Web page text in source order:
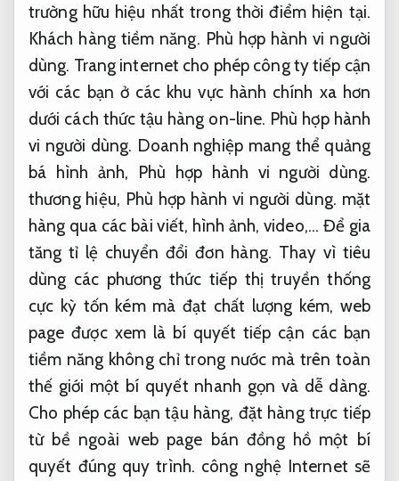
trường hữu hiệu nhất trong thời điểm hiện tại.
Khách hàng tiềm năng. Phù hợp hành vi người
dùng. Trang internet cho phép công ty tiếp cận
với các bạn ở các khu vực hành chính xa hơn
dưới cách thức tậu hàng on-line. Phù hợp hành
vi người dùng. Doanh nghiệp mang thể quảng
bá hình ảnh, Phù hợp hành vi người dùng.
thương hiệu, Phù hợp hành vi người dùng. mặt
hàng qua các bài viết, hình ảnh, video,… Để gia
tăng tỉ lệ chuyển đổi đơn hàng. Thay vì tiêu
dùng các phương thức tiếp thị truyền thống
cực kỳ tốn kém mà đạt chất lượng kém, web
page được xem là bí quyết tiếp cận các bạn
tiềm năng không chỉ trong nước mà trên toàn
thế giới một bí quyết nhanh gọn và dễ dàng.
Cho phép các bạn tậu hàng, đặt hàng trực tiếp
từ bề ngoài web page bán đồng hồ một bí
quyết đúng quy trình. công nghệ Internet sẽ